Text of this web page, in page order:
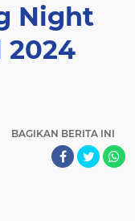
Night
2024
BAGIKAN BERITA INI